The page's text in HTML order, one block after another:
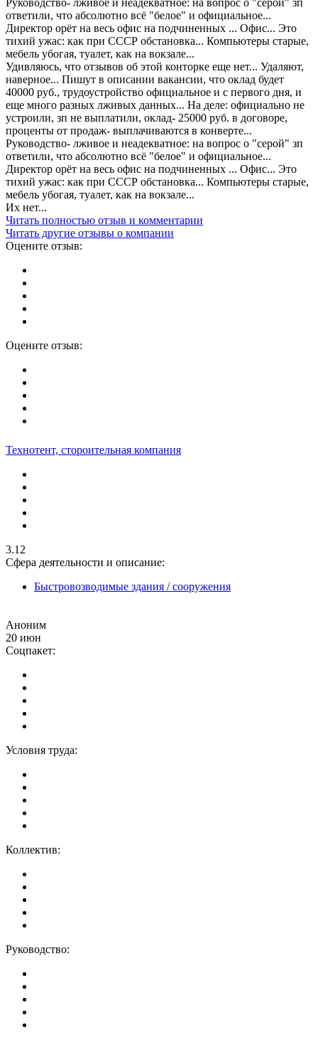
Руководство- лживое и неадекватное: на вопрос о "серой" зп
ответили, что абсолютно всё "белое" и официальное...
Директор орёт на весь офис на подчиненных ... Офис... Это
тихий ужас: как при СССР обстановка... Компьютеры старые,
мебель убогая, туалет, как на вокзале...
Удивляюсь, что отзывов об этой конторке еще нет... Удаляют,
наверное... Пишут в описании вакансии, что оклад будет
40000 руб., трудоустройство официальное и с первого дня, и
еще много разных лживых данных... На деле: официально не
устроили, зп не выплатили, оклад- 25000 руб. в договоре,
проценты от продаж- выплачиваются в конверте...
Руководство- лживое и неадекватное: на вопрос о "серой" зп
ответили, что абсолютно всё "белое" и официальное...
Директор орёт на весь офис на подчиненных ... Офис... Это
тихий ужас: как при СССР обстановка... Компьютеры старые,
мебель убогая, туалет, как на вокзале...
Их нет...
Читать полностью отзыв и комментарии
Читать другие отзывы о компании
Оцените отзыв:
Оцените отзыв:
Технотент, стороительная компания
3.12
Сфера деятельности и описание:
Быстровозводимые здания / сооружения
Аноним
20 июн
Соцпакет:
Условия труда:
Коллектив:
Руководство: